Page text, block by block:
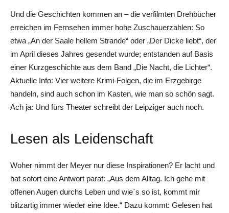
Und die Geschichten kommen an – die verfilmten Drehbücher
erreichen im Fernsehen immer hohe Zuschauerzahlen: So
etwa „An der Saale hellem Strande“ oder „Der Dicke liebt“, der
im April dieses Jahres gesendet wurde; entstanden auf Basis
einer Kurzgeschichte aus dem Band „Die Nacht, die Lichter“.
Aktuelle Info: Vier weitere Krimi-Folgen, die im Erzgebirge
handeln, sind auch schon im Kasten, wie man so schön sagt.
Ach ja: Und fürs Theater schreibt der Leipziger auch noch.
Lesen als Leidenschaft
Woher nimmt der Meyer nur diese Inspirationen? Er lacht und
hat sofort eine Antwort parat: „Aus dem Alltag. Ich gehe mit
offenen Augen durchs Leben und wie`s so ist, kommt mir
blitzartig immer wieder eine Idee.“ Dazu kommt: Gelesen hat